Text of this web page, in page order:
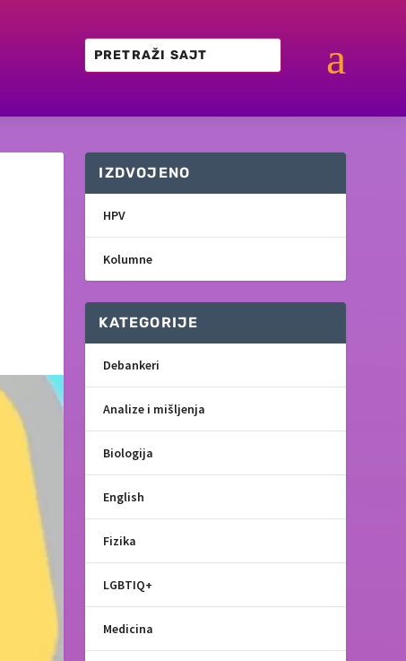
a
IZDVOJENO
HPV
Kolumne
KATEGORIJE
Debankeri
Analize i mišljenja
Biologija
English
Fizika
LGBTIQ+
Medicina